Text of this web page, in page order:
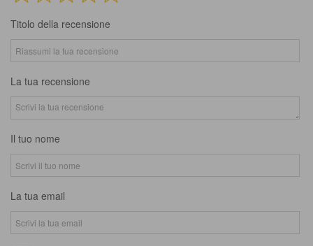
Titolo della recensione
La tua recensione
Il tuo nome
La tua email